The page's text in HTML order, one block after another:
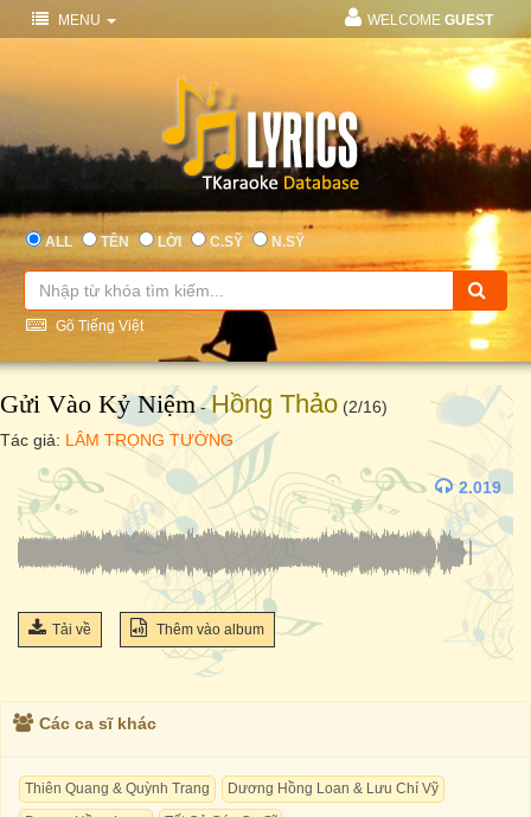
MENU WELCOME GUEST
ALL TÊN LỜI C.SỸ N.SỸ
Gõ Tiếng Việt
Gửi Vào Kỷ Niệm-Hồng Thảo (2/16)
Tác giả: LÂM TRỌNG TƯỜNG
2.019
Tải về Thêm vào album
Các ca sĩ khác
Thiên Quang & Quỳnh Trang
Dương Hồng Loan & Lưu Chí Vỹ